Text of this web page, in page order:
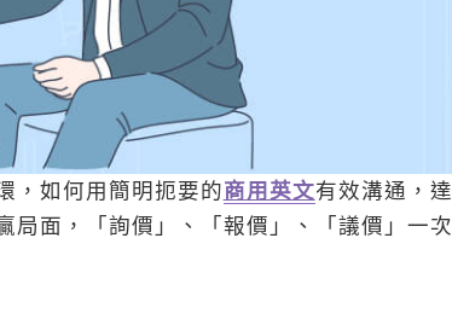
，如何用簡明扼要的商用英文有效溝通，達
局面，「詢價」、「報價」、「議價」一次